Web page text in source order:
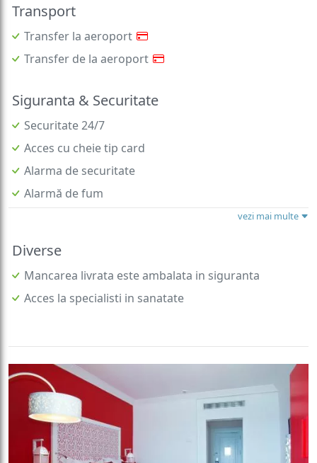
Transport
Transfer la aeroport
Transfer de la aeroport
Siguranta & Securitate
Securitate 24/7
Acces cu cheie tip card
Alarma de securitate
Alarmă de fum
vezi mai multe
Diverse
Mancarea livrata este ambalata in siguranta
Acces la specialisti in sanatate